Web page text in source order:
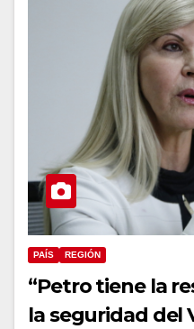
PAÍS REGIÓN
“Petro tiene la
la seguridad del